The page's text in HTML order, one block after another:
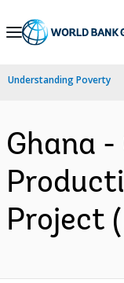
Skip
Navigation
Understanding Poverty
Ghana -
Project